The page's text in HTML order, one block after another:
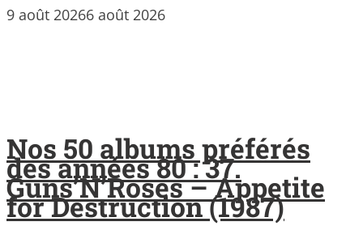
9 août 20266 août 2026
Nos 50 albums préférés
des années 80 : 37.
Guns’N’Roses – Appetite
for Destruction (1987)